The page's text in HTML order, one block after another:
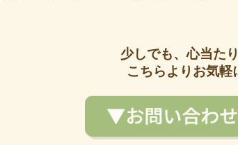
少しでも、心当た
こちらよりお気軽